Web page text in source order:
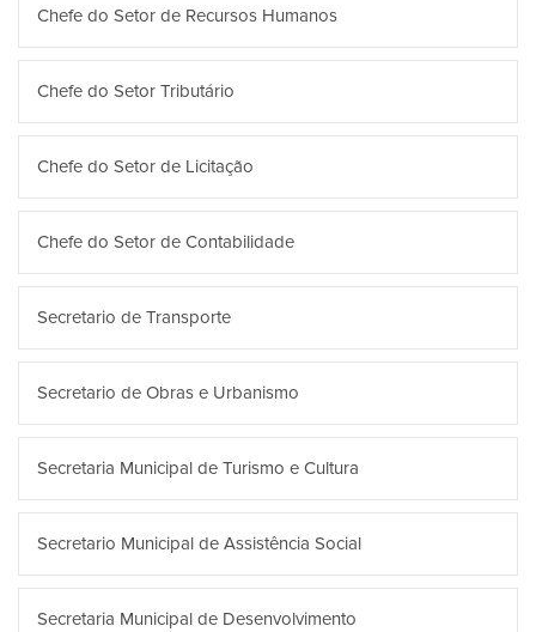
Chefe do Setor de Recursos Humanos
Chefe do Setor Tributário
Chefe do Setor de Licitação
Chefe do Setor de Contabilidade
Secretario de Transporte
Secretario de Obras e Urbanismo
Secretaria Municipal de Turismo e Cultura
Secretario Municipal de Assistência Social
Secretaria Municipal de Desenvolvimento